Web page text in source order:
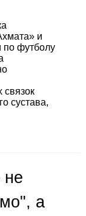
и
по футболу
связок
сустава,
не
а